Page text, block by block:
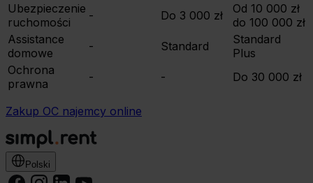
Ubezpieczenie
ruchomości
- Do 3 000 zł
Od 10 000 zł
do 100 000 zł
Assistance
domowe
- Standard
Standard
Plus
Ochrona
prawna
- - Do 30 000 zł
Zakup OC najemcy online
Polski